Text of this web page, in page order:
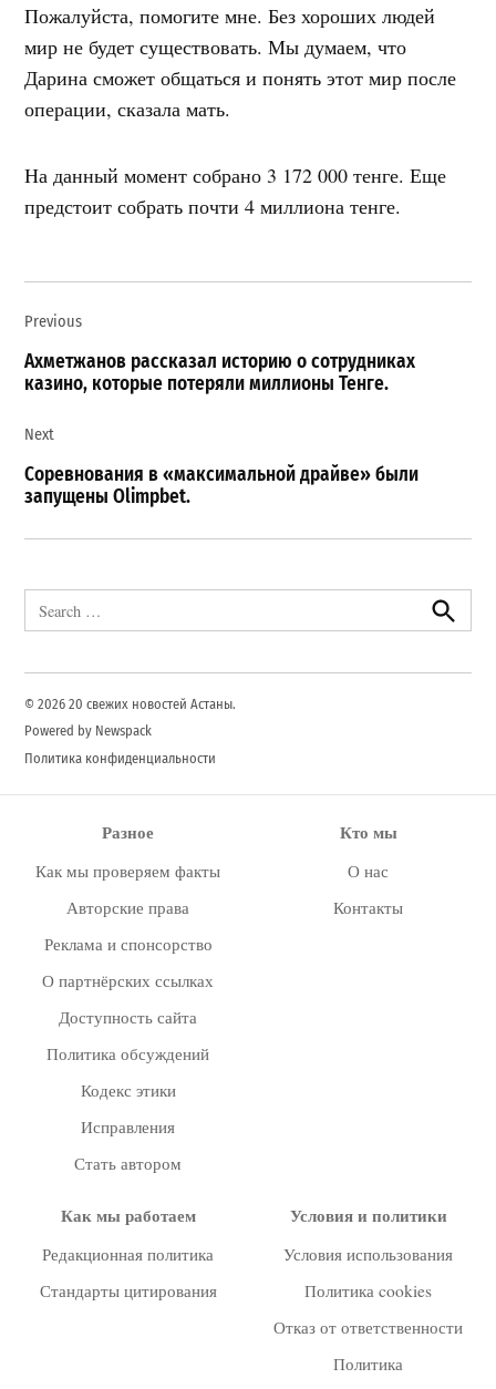
Пожалуйста, помогите мне. Без хороших людей
мир не будет существовать. Мы думаем, что
Дарина сможет общаться и понять этот мир после
операции, сказала мать.
На данный момент собрано 3 172 000 тенге. Еще
предстоит собрать почти 4 миллиона тенге.
по
записям
Previous
Ахметжанов рассказал историю о сотрудниках
казино, которые потеряли миллионы Тенге.
Next
Соревнования в «максимальной драйве» были
запущены Olimpbet.
for:
Search
© 2026 20 свежих новостей Астаны.
Powered by Newspack
Политика конфиденциальности
Разное
Как мы проверяем факты
Авторские права
Реклама и спонсорство
О партнёрских ссылках
Доступность сайта
Политика обсуждений
Кодекс этики
Исправления
Стать автором
Кто мы
О нас
Контакты
Как мы работаем
Редакционная политика
Стандарты цитирования
Условия и политики
Условия использования
Политика cookies
Отказ от ответственности
Политика